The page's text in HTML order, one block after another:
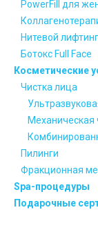
PowerFill для
Нитевой
Ботокс Full Face
Косметические
Чистка лица
Механическая
Пилинги
Фракционная
Spa-процедуры
Подарочные